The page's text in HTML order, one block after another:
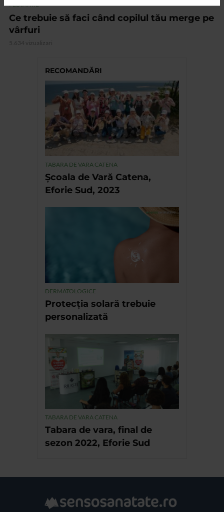
PEDIATRIE
Ce trebuie să faci când copilul tău merge pe
vârfuri
5.634 vizualizari
RECOMANDĂRI
TABARA DE VARA CATENA
Școala de Vară Catena,
Eforie Sud, 2023
DERMATOLOGICE
Protecția solară trebuie
personalizată
TABARA DE VARA CATENA
Tabara de vara, final de
sezon 2022, Eforie Sud